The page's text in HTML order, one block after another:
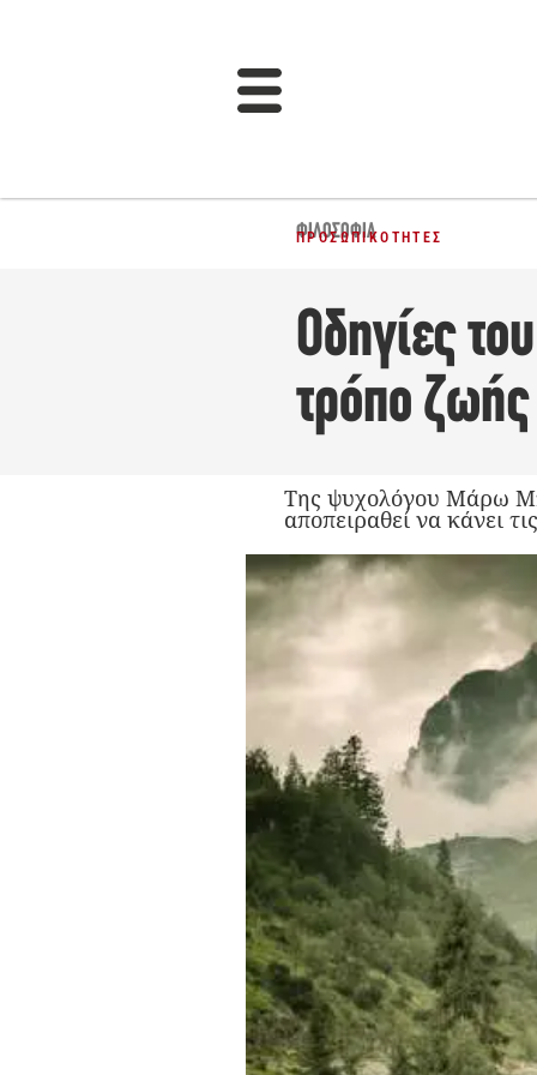
ΦΙΛΟΣΟΦΊΑ
ΠΡΟΣΩΠΙΚΌΤΗΤΕΣ
Οδηγίες
τρόπο ζωής
Της ψυχολόγου Μάρω
αποπειραθεί να κάνει